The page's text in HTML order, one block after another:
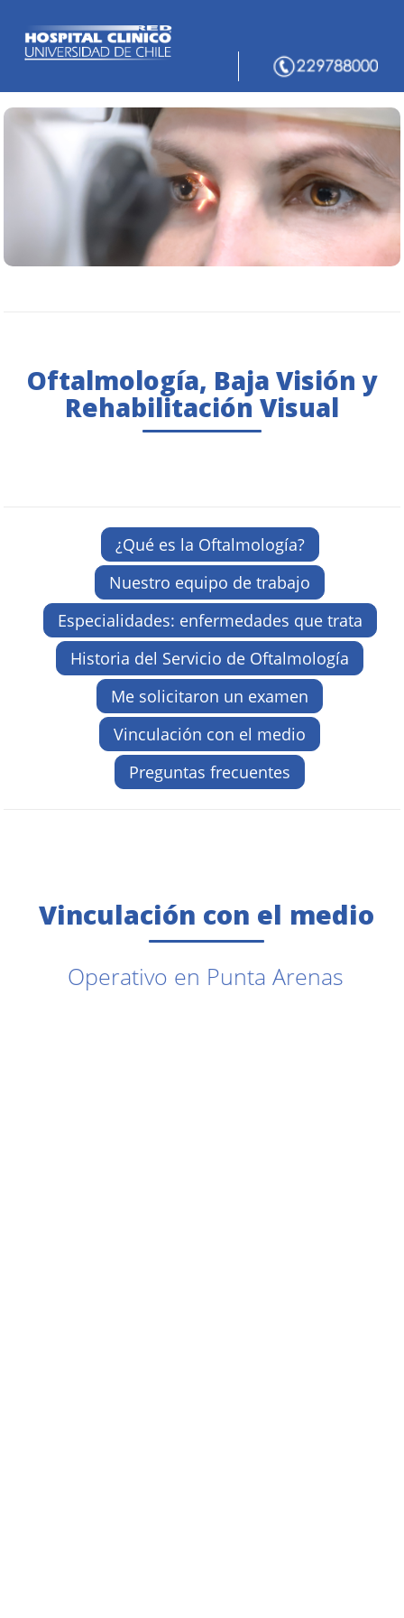
Oftalmología, Baja Visión y
Rehabilitación Visual
¿Qué es la Oftalmología?
Nuestro equipo de trabajo
Especialidades: enfermedades que trata
Historia del Servicio de Oftalmología
Me solicitaron un examen
Vinculación con el medio
Preguntas frecuentes
Vinculación con el medio
Operativo en Punta Arenas